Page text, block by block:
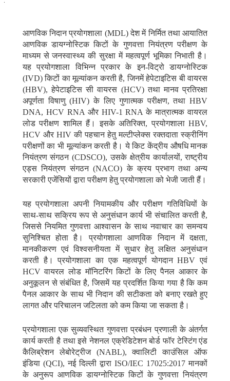
आणविक निदान प्रयोगशाला (MDL) देश में निर्मित तथा आयातित
आणविक डायग्नोस्टिक किटों के गुणवत्ता नियंत्रण परीक्षण के
माध्यम से जनस्वास्थ्य की सुरक्षा में महत्वपूर्ण भूमिका निभाती है।
यह प्रयोगशाला विभिन्न प्रकार के इन-विट्रो डायग्नोस्टिक
(IVD) किटों का मूल्यांकन करती है, जिनमें हेपेटाइटिस बी वायरस
(HBV), हेपेटाइटिस सी वायरस (HCV) तथा मानव प्रतिरक्षा
अपूर्णता विषाणु (HIV) के लिए गुणात्मक परीक्षण, तथा HBV
DNA, HCV RNA और HIV-1 RNA के मात्रात्मक वायरल
लोड परीक्षण शामिल हैं। इसके अतिरिक्त, प्रयोगशाला HBV,
HCV और HIV की पहचान हेतु मल्टीप्लेक्स रक्तदाता स्क्रीनिंग
परीक्षणों का भी मूल्यांकन करती है। ये किट केंद्रीय औषधि मानक
नियंत्रण संगठन (CDSCO), उसके क्षेत्रीय कार्यालयों, राष्ट्रीय
एड्स नियंत्रण संगठन (NACO) के क्रय प्रभाग तथा अन्य
सरकारी एजेंसियों द्वारा परीक्षण हेतु प्रयोगशाला को भेजी जाती हैं।
यह प्रयोगशाला अपनी नियामकीय और परीक्षण गतिविधियों के
साथ-साथ सक्रिय रूप से अनुसंधान कार्य भी संचालित करती है,
जिससे नियमित गुणवत्ता आश्वासन के साथ नवाचार का समन्वय
सुनिश्चित होता है। प्रयोगशाला आणविक निदान में दक्षता,
मानकीकरण एवं विश्वसनीयता में सुधार हेतु लक्षित अनुसंधान
करती है। प्रयोगशाला का एक महत्वपूर्ण योगदान HBV एवं
HCV वायरल लोड मॉनिटरिंग किटों के लिए पैनल आकार के
अनुकूलन से संबंधित है, जिसमें यह प्रदर्शित किया गया है कि कम
पैनल आकार के साथ भी निदान की सटीकता को बनाए रखते हुए
लागत और परिचालन जटिलता को कम किया जा सकता है।
प्रयोगशाला एक सुव्यवस्थित गुणवत्ता प्रबंधन प्रणाली के अंतर्गत
कार्य करती है तथा इसे नेशनल एक्रेडिटेशन बोर्ड फॉर टेस्टिंग एंड
कैलिब्रेशन लेबोरेट्रीज (NABL), क्वालिटी काउंसिल ऑफ
इंडिया (QCI), नई दिल्ली द्वारा ISO/IEC 17025:2017 मानकों
के अनुरूप आणविक डायग्नोस्टिक किटों के गुणवत्ता नियंत्रण